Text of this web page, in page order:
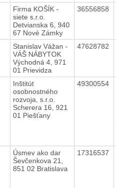
Firma KOŠÍK -
siete s.r.o.
Detvianska 6, 940
67 Nové Zámky
36556858
Stanislav Vážan -
VÁŠ NÁBYTOK
Východná 4, 971
01 Prievidza
47628782
Inštitút
osobnostného
rozvoja, s.r.o.
Scherera 16, 921
01 Piešťany
49300554
Úsmev ako dar
Ševčenkova 21,
851 02 Bratislava
17316537